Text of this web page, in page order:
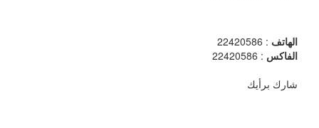
الهاتف : 22420586
الفاكس : 22420586
شارك برأيك